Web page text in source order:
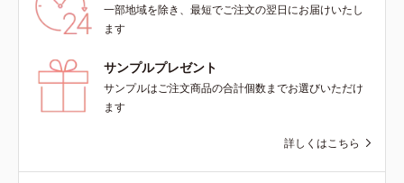
一部地域を除き、最短でご注文の翌日にお届けいたし
ます
サンプルプレゼント
サンプルはご注文商品の合計個数までお選びいただけ
ます
詳しくはこちら